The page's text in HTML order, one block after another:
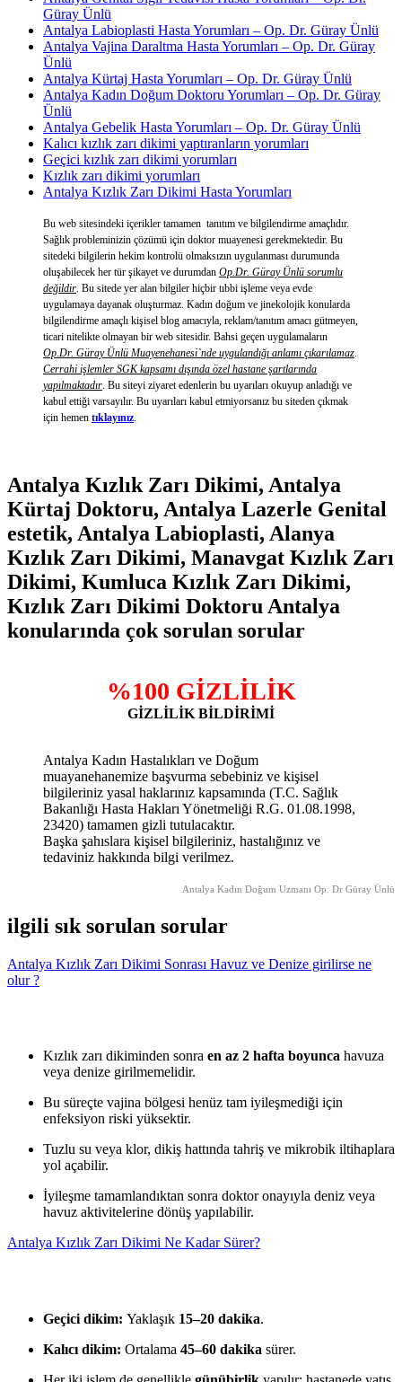
Güray Ünlü
Antalya Labioplasti Hasta Yorumları – Op. Dr. Güray Ünlü
Antalya Vajina Daraltma Hasta Yorumları – Op. Dr. Güray
Ünlü
Antalya Kürtaj Hasta Yorumları – Op. Dr. Güray Ünlü
Antalya Kadın Doğum Doktoru Yorumları – Op. Dr. Güray
Ünlü
Antalya Gebelik Hasta Yorumları – Op. Dr. Güray Ünlü
Kalıcı kızlık zarı dikimi yaptıranların yorumları
Geçici kızlık zarı dikimi yorumları
Kızlık zarı dikimi yorumları
Antalya Kızlık Zarı Dikimi Hasta Yorumları
Bu web sitesindeki içerikler tamamen tanıtım ve bilgilendirme amaçlıdır.
Sağlık probleminizin çözümü için doktor muayenesi gerekmektedir. Bu
sitedeki bilgilerin hekim kontrolü olmaksızın uygulanması durumunda
oluşabilecek her tür şikayet ve durumdan Op.Dr. Güray Ünlü sorumlu
değildir. Bu sitede yer alan bilgiler hiçbir tıbbi işleme veya evde
uygulamaya dayanak oluşturmaz. Kadın doğum ve jinekolojik konularda
bilgilendirme amaçlı kişisel blog amacıyla, reklam/tanıtım amacı gütmeyen,
ticari nitelikte olmayan bir web sitesidir. Bahsi geçen uygulamaların
Op.Dr. Güray Ünlü Muayenehanesi`nde uygulandığı anlamı çıkarılamaz.
Cerrahi işlemler SGK kapsamı dışında özel hastane şartlarında
yapılmaktadır. Bu siteyi ziyaret edenlerin bu uyarıları okuyup anladığı ve
kabul ettiği varsayılır. Bu uyarıları kabul etmiyorsanız bu siteden çıkmak
için hemen tıklayınız.
Antalya Kızlık Zarı Dikimi, Antalya
Kürtaj Doktoru, Antalya Lazerle Genital
estetik, Antalya Labioplasti, Alanya
Kızlık Zarı Dikimi, Manavgat Kızlık Zarı
Dikimi, Kumluca Kızlık Zarı Dikimi,
Kızlık Zarı Dikimi Doktoru Antalya
konularında çok sorulan sorular
%100 GİZLİLİK
GİZLİLİK BİLDİRİMİ
Antalya Kadın Hastalıkları ve Doğum
muayanehanemize başvurma sebebiniz ve kişisel
bilgileriniz yasal haklarınız kapsamında (T.C. Sağlık
Bakanlığı Hasta Hakları Yönetmeliği R.G. 01.08.1998,
23420) tamamen gizli tutulacaktır.
Başka şahıslara kişisel bilgileriniz, hastalığınız ve
tedaviniz hakkında bilgi verilmez.
Antalya Kadın Doğum Uzmanı Op. Dr Güray Ünlü
ilgili sık sorulan sorular
Antalya Kızlık Zarı Dikimi Sonrası Havuz ve Denize girilirse ne
olur ?
Kızlık zarı dikiminden sonra en az 2 hafta boyunca havuza
veya denize girilmemelidir.
Bu süreçte vajina bölgesi henüz tam iyileşmediği için
enfeksiyon riski yüksektir.
Tuzlu su veya klor, dikiş hattında tahriş ve mikrobik iltihaplara
yol açabilir.
İyileşme tamamlandıktan sonra doktor onayıyla deniz veya
havuz aktivitelerine dönüş yapılabilir.
Antalya Kızlık Zarı Dikimi Ne Kadar Sürer?
Geçici dikim: Yaklaşık 15–20 dakika.
Kalıcı dikim: Ortalama 45–60 dakika sürer.